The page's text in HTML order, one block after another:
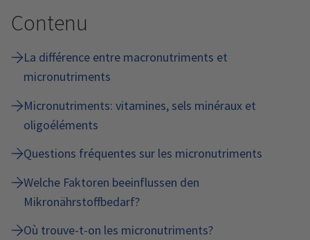
Contenu
La différence entre macronutriments et
micronutriments
Micronutriments: vitamines, sels minéraux et
oligoéléments
Questions fréquentes sur les micronutriments
Welche Faktoren beeinflussen den
Mikronährstoffbedarf?
Où trouve-t-on les micronutriments?